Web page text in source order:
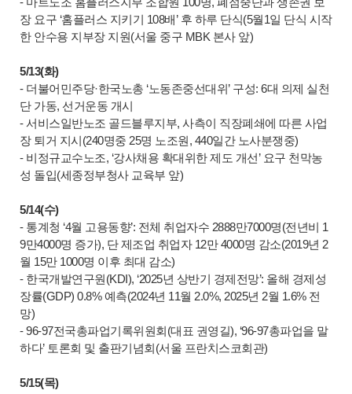
장 요구 ‘홈플러스 지키기 108배’ 후 하루 단식(5월1일 단식 시작
한 안수용 지부장 지원(서울 중구 MBK 본사 앞)
5/13(화)
- 더불어민주당·한국노총 ‘노동존중선대위’ 구성: 6대 의제 실천
단 가동, 선거운동 개시
- 서비스일반노조 골드블루지부, 사측이 직장폐쇄에 따른 사업
장 퇴거 지시(240명중 25명 노조원, 440일간 노사분쟁중)
- 비정규교수노조, ‘강사채용 확대위한 제도 개선’ 요구 천막농
성 돌입(세종정부청사 교육부 앞)
5/14(수)
- 통계청 ‘4월 고용동향’: 전체 취업자수 2888만7000명(전년비 1
9만4000명 증가), 단 제조업 취업자 12만 4000명 감소(2019년 2
월 15만 1000명 이후 최대 감소)
- 한국개발연구원(KDI), ‘2025년 상반기 경제전망’: 올해 경제성
장률(GDP) 0.8% 예측(2024년 11월 2.0%, 2025년 2월 1.6% 전
망)
- 96-97전국총파업기록위원회(대표 권영길), ‘96-97총파업을 말
하다’ 토론회 및 출판기념회(서울 프란치스코회관)
5/15(목)